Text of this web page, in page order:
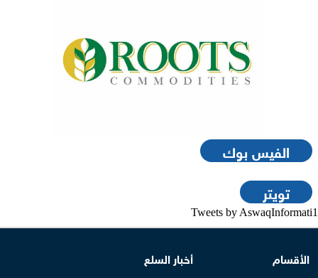
الفيس بوك
تويتر
Tweets by AswaqInformati1
الأقسام
أخبار السلع